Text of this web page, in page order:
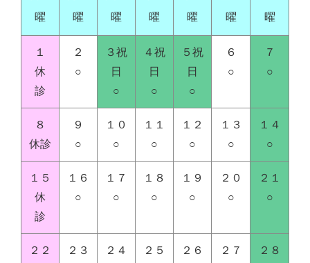
曜
曜
曜
曜
曜
曜
曜
１
休
診
２
○
３祝
日
○
４祝
日
○
５祝
日
○
６
○
７
○
８
休診
９
○
１０
○
１１
○
１２
○
１３
○
１４
○
１５
休
診
１６
○
１７
○
１８
○
１９
○
２０
○
２１
○
２２
２３
２４
２５
２６
２７
２８